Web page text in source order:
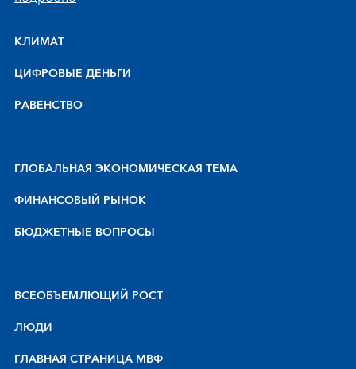
КЛИМАТ
ЦИФРОВЫЕ ДЕНЬГИ
РАВЕНСТВО
ГЛОБАЛЬНАЯ ЭКОНОМИЧЕСКАЯ ТЕМА
ФИНАНСОВЫЙ РЫНОК
БЮДЖЕТНЫЕ ВОПРОСЫ
BCEOБЪEMЛЮЩИЙ POCT
ЛЮДИ
ГЛАВНАЯ СТРАНИЦА МВФ